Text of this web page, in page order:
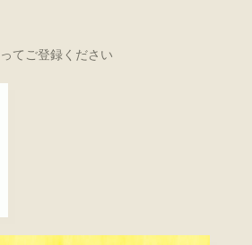
てご登録ください